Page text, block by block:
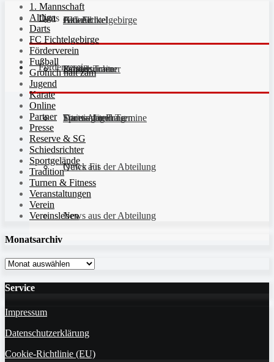
Fan-Artikel
Partner
Sportanlagen
Galerie
JFG Fichtelgebirge
Schiedsrichter
Aktuell
Unsere Trainer
Training und Termine
Kinderturnen
Fitness für Frauen
Quick Fit
News aus der Abteilung
Darts
Darts-Abteilung
News aus der Abteilung
Förderverein
1. Mannschaft
Altliga
Darts
FC Fichtelgebirge
Förderverein
Fußball
Gronich hält zam
Jugend
Karate
Online
Partner
Presse
Reserve & SG
Schiedsrichter
Sportgelände
Tradition
Turnen & Fitness
Veranstaltungen
Verein
Vereinsleben
Monatsarchiv
Monatsarchiv
Service
Impressum
Datenschutzerklärung
Cookie-Richtlinie (EU)